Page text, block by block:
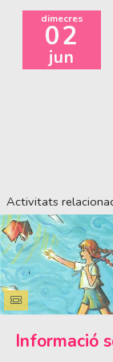
dimecres
02
jun
Activitats
Informació